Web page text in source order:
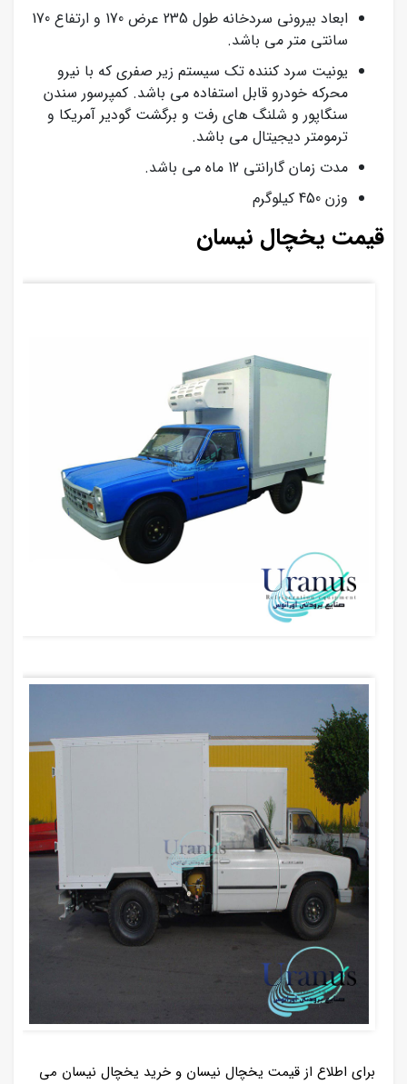
ابعاد بیرونی سردخانه طول 235 عرض 170 و ارتفاع 170
سانتی متر می باشد.
یونیت سرد کننده تک سیستم زیر صفری که با نیرو
محرکه خودرو قابل استفاده می باشد. کمپرسور سندن
سنگاپور و شلنگ های رفت و برگشت گودیر آمریکا و
ترمومتر دیجیتال می باشد.
مدت زمان گارانتی 12 ماه می باشد.
وزن 450 کیلوگرم
قیمت یخچال نیسان
برای اطلاع از قیمت یخچال نیسان و خرید یخچال نیسان می